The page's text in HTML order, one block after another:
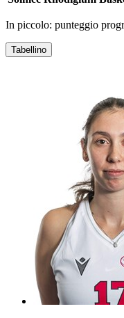
In piccolo: punteggio
Tabellino